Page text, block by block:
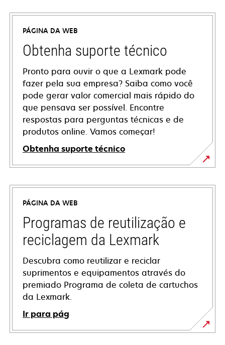
PÁGINA DA WEB
Obtenha suporte técnico
Pronto para ouvir o que a Lexmark pode
fazer pela sua empresa? Saiba como você
pode gerar valor comercial mais rápido do
que pensava ser possível. Encontre
respostas para perguntas técnicas e de
produtos online. Vamos começar!
Obtenha suporte técnico
abre
em
nova
guia
PÁGINA DA WEB
Programas de reutilização e
reciclagem da Lexmark
Descubra como reutilizar e reciclar
suprimentos e equipamentos através do
premiado Programa de coleta de cartuchos
da Lexmark.
Ir para pág